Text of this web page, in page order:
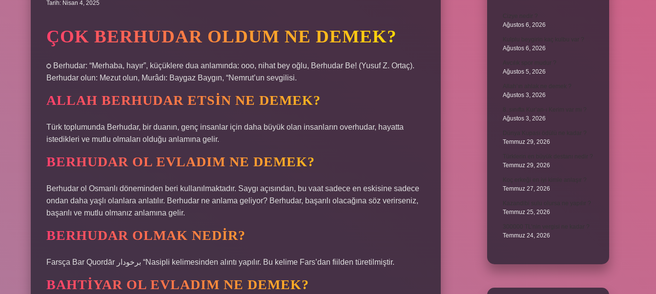
Tarih: Nisan 4, 2025
ÇOK BERHUDAR OLDUM NE DEMEK?
ѻ Berhudar: “Merhaba, hayır”, küçüklere dua anlamında: ooo, nihat bey oğlu, Berhudar Be! (Yusuf Z. Ortaç).
Berhudar olun: Mezut olun, Murâdı: Baygaz Baygın, “Nemrut’un sevgilisi.
ALLAH BERHUDAR ETSIN NE DEMEK?
Türk toplumunda Berhudar, bir duanın, genç insanlar için daha büyük olan insanların overhudar, hayatta
istedikleri ve mutlu olmaları olduğu anlamına gelir.
BERHUDAR OL EVLADIM NE DEMEK?
Berhudar ol Osmanlı döneminden beri kullanılmaktadır. Saygı açısından, bu vaat sadece en eskisine sadece
ondan daha yaşlı olanlara anlatılır. Berhudar ne anlama geliyor? Berhudar, başarılı olacağına söz verirseniz,
başarılı ve mutlu olmanız anlamına gelir.
BERHUDAR OLMAK NEDIR?
Farsça Bar Quordār برخودار “Nasipli kelimesinden alıntı yapılır. Bu kelime Fars’dan fiilden türetilmiştir.
BAHTIYAR OL EVLADIM NE DEMEK?
Ağustos 6, 2026
Kulplu beygirin kaç kulbu var ?
Ağustos 6, 2026
Ağustos 5, 2026
Ağustos 3, 2026
Ağustos 3, 2026
Temmuz 29, 2026
Temmuz 29, 2026
Temmuz 27, 2026
Temmuz 25, 2026
Temmuz 24, 2026